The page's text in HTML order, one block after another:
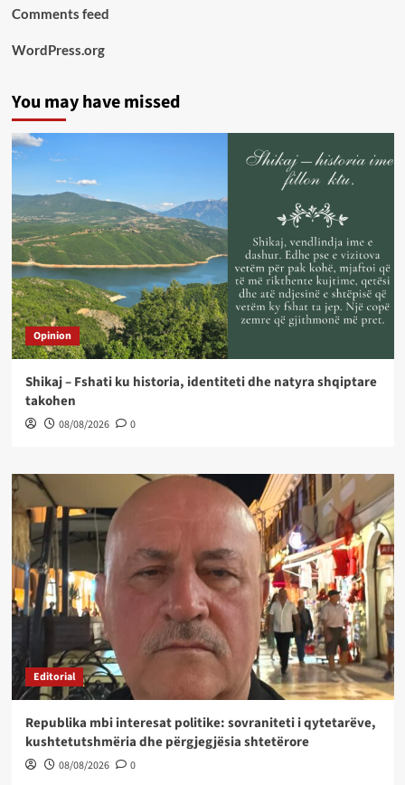
Comments feed
WordPress.org
You may have missed
Opinion
Shikaj – Fshati ku historia, identiteti dhe natyra shqiptare
takohen
08/08/2026 0
Editorial
Republika mbi interesat politike: sovraniteti i qytetarëve,
kushtetutshmëria dhe përgjegjësia shtetërore
08/08/2026 0